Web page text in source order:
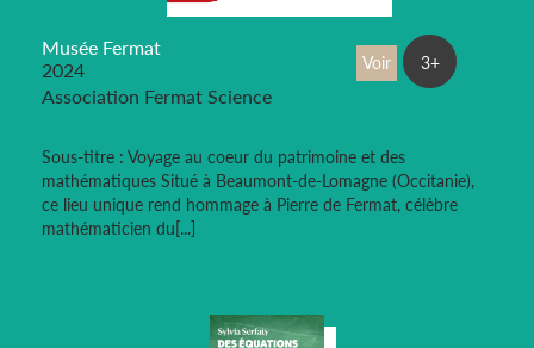
Musée Fermat
2024
Association Fermat Science
Sous-titre : Voyage au coeur du patrimoine et des
mathématiques Situé à Beaumont-de-Lomagne (Occitanie),
ce lieu unique rend hommage à Pierre de Fermat, célèbre
mathématicien du[...]
Voir 3+